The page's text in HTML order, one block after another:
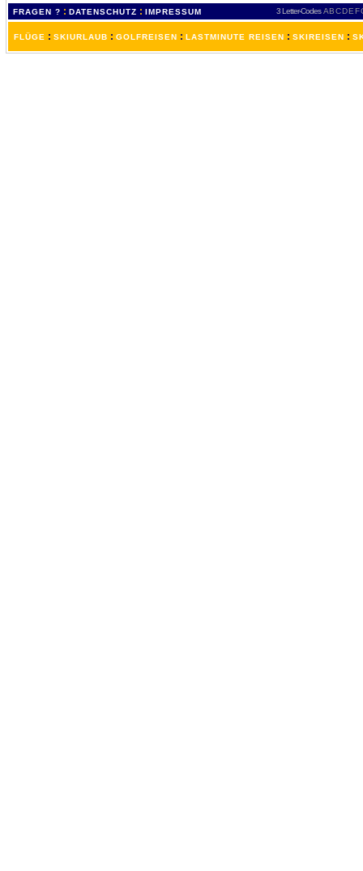
FRAGEN ? : DATENSCHUTZ : IMPRESSUM 3 Letter-Codes ABCDEF
FLÜGE : SKIURLAUB : GOLFREISEN : LASTMINUTE REISEN : SKIREISEN :